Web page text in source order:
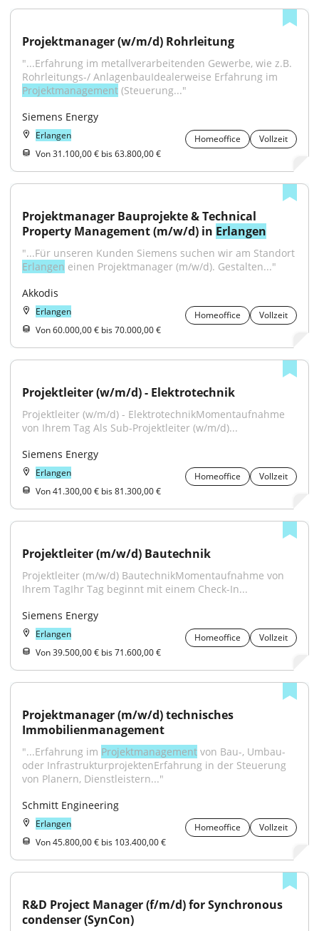
Projektmanager (w/m/d) Rohrleitung
"...Erfahrung im metallverarbeitenden Gewerbe, wie z.B.
Projektmanagement (Steuerung..."
Siemens Energy
Erlangen Homeoffice
Vollzeit
Von 31.100,00 € bis 63.800,00 €
Projektmanager Bauprojekte & Technical
Property Management (m/w/d) in Erlangen
Erlangen einen Projektmanager (m/w/d). Gestalten..."
Akkodis
Erlangen Homeoffice
Vollzeit
Von 60.000,00 € bis 70.000,00 €
Projektleiter (w/m/d) - Elektrotechnik
Projektleiter (w/m/d) - ElektrotechnikMomentaufnahme
von Ihrem Tag Als Sub‑Projektleiter (w/m/d)...
Siemens Energy
Erlangen Homeoffice
Vollzeit
Von 41.300,00 € bis 81.300,00 €
Projektleiter (m/w/d) Bautechnik
Projektleiter (m/w/d) BautechnikMomentaufnahme von
Ihrem TagIhr Tag beginnt mit einem Check-In...
Siemens Energy
Erlangen Homeoffice
Vollzeit
Von 39.500,00 € bis 71.600,00 €
Projektmanager (m/w/d) technisches
Immobilienmanagement
"...Erfahrung im Projektmanagement von Bau-, Umbau-
oder InfrastrukturprojektenErfahrung in der Steuerung
von Planern, Dienstleistern..."
Schmitt Engineering
Erlangen Homeoffice
Vollzeit
Von 45.800,00 € bis 103.400,00 €
R&D Project Manager (f/m/d) for Synchronous
condenser (SynCon)